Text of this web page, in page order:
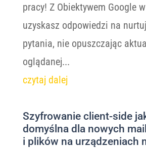
pracy! Z Obiektywem Google
uzyskasz odpowiedzi na
pytania, nie opuszczając
oglądanej...
czytaj dalej
Szyfrowanie client-side
domyślna dla nowych
i plików na urządzeniach